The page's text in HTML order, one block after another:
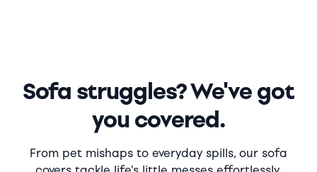
Sofa struggles? We've got
you covered.
From pet mishaps to everyday spills, our sofa